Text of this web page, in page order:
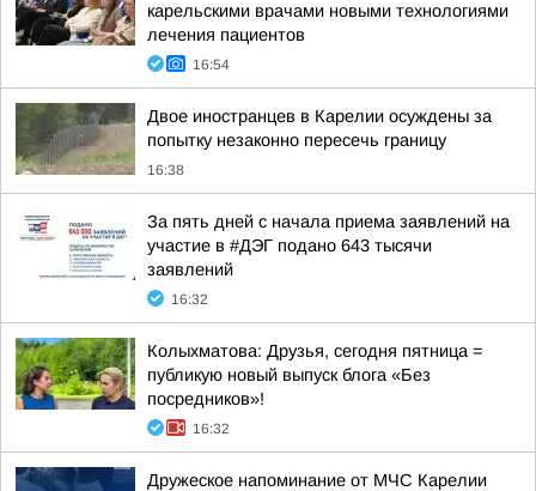
карельскими врачами новыми технологиями
лечения пациентов
16:54
Двое иностранцев в Карелии осуждены за
попытку незаконно пересечь границу
16:38
За пять дней с начала приема заявлений на
участие в #ДЭГ подано 643 тысячи
заявлений
16:32
Колыхматова: Друзья, сегодня пятница =
публикую новый выпуск блога «Без
посредников»!
16:32
Дружеское напоминание от МЧС Карелии